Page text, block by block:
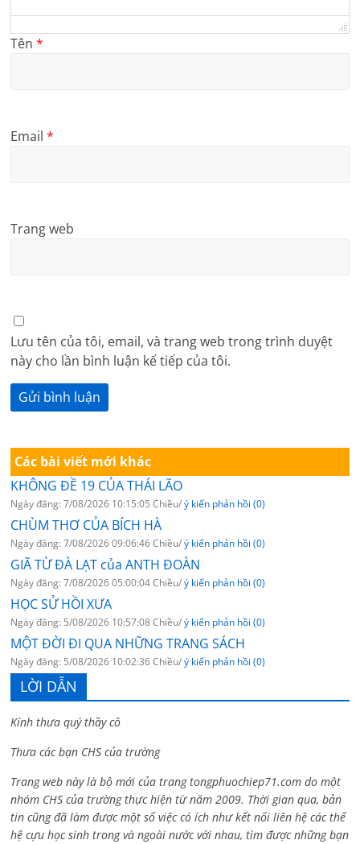
Tên*
Email*
Trang web
Lưu tên của tôi, email, và trang web trong trình duyệt
này cho lần bình luận kế tiếp của tôi.
Các bài viết mới khác
KHÔNG ĐỀ 19 CỦA THÁI LÃO
Ngày đăng: 7/08/2026 10:15:05 Chiều/ý kiến phản hồi (0)
CHÙM THƠ CỦA BÍCH HÀ
Ngày đăng: 7/08/2026 09:06:46 Chiều/ý kiến phản hồi (0)
GIÃ TỪ ĐÀ LẠT của ANTH ĐOÀN
Ngày đăng: 7/08/2026 05:00:04 Chiều/ý kiến phản hồi (0)
HỌC SỬ HỒI XƯA
Ngày đăng: 5/08/2026 10:57:08 Chiều/ý kiến phản hồi (0)
MỘT ĐỜI ĐI QUA NHỮNG TRANG SÁCH
Ngày đăng: 5/08/2026 10:02:36 Chiều/ý kiến phản hồi (0)
LỜI DẪN
Kính thưa quý thầy cô
Thưa các bạn CHS của trường
Trang web này là bộ mới của trang tongphuochiep71.com do một
nhóm CHS của trường thực hiện từ năm 2009. Thời gian qua, bản
tin cũng đã làm được một số việc có ích như kết nối liên hệ các thế
hệ cựu học sinh trong và ngoài nước với nhau, tìm được những bạn